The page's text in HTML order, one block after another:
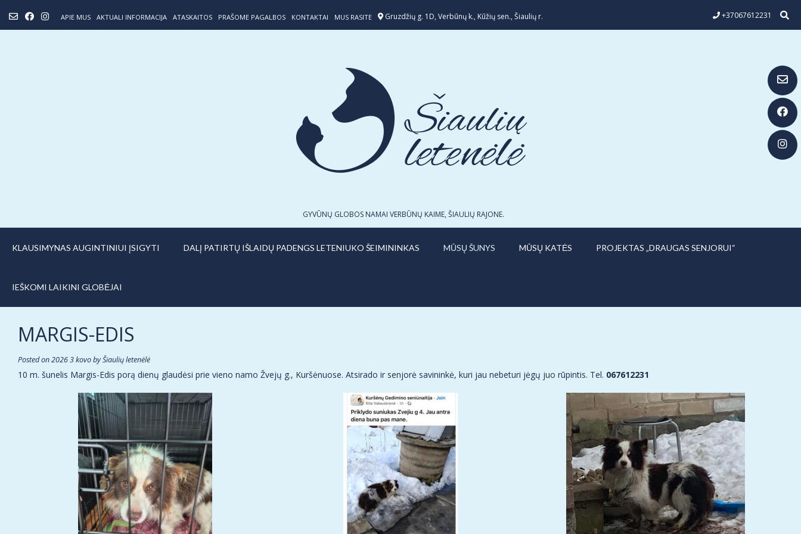
content
APIE MUS AKTUALI INFORMACIJA ATASKAITOS PRAŠOME PAGALBOS KONTAKTAI MUS RASITE Gruzdžių g. 1D, Verbūnų k., Kūžių sen., Šiaulių r. +37067612231
GYVŪNŲ GLOBOS NAMAI VERBŪNŲ KAIME, ŠIAULIŲ RAJONE.
KLAUSIMYNAS AUGINTINIUI ĮSIGYTI DALĮ PATIRTŲ IŠLAIDŲ PADENGS LETENIUKO ŠEIMININKAS MŪSŲ ŠUNYS MŪSŲ KATĖS PROJEKTAS „DRAUGAS SENJORUI“
IEŠKOMI LAIKINI GLOBĖJAI
MARGIS-EDIS
Posted on2026 3 kovobyŠiaulių letenėlė
10 m. šunelis Margis-Edis porą dienų glaudėsi prie vieno namo Žvejų g., Kuršėnuose. Atsirado ir senjorė savininkė, kuri jau nebeturi jėgų juo rūpintis. Tel. 067612231